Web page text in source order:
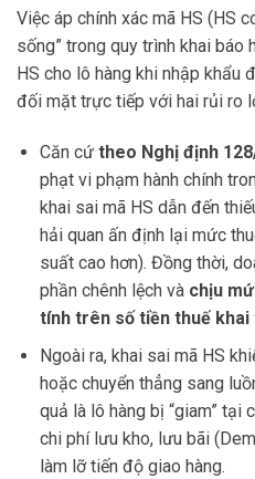
Việc áp chính xác mã HS (HS
sống” trong quy trình khai báo
HS cho lô hàng khi nhập khẩu
đối mặt trực tiếp với hai rủi ro
Căn cứ theo Nghị định
phạt vi phạm hành chính
khai sai mã HS dẫn đến
hải quan ấn định lại mức
suất cao hơn). Đồng thời,
phần chênh lệch và chịu
tính trên số tiền thuế khai
Ngoài ra, khai sai mã HS
hoặc chuyển thẳng sang
quả là lô hàng bị “giam” tại
chi phí lưu kho, lưu bãi
làm lỡ tiến độ giao hàng.